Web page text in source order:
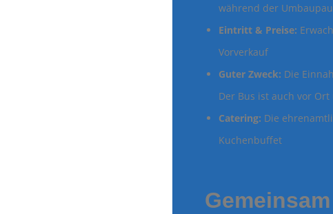
während der
Eintritt & Preise:
Vorverkauf
Guter Zweck: Die
Der Bus ist auch vor
Catering: Die
Kuchenbuffet